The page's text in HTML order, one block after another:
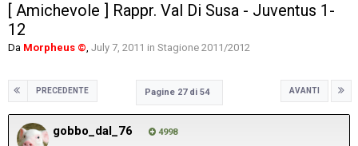
[ Amichevole ] Rappr. Val Di Susa - Juventus 1-
12
Da Morpheus ©, July 7, 2011 in Stagione 2011/2012
PRECEDENTE AVANTI
Pagine 27 di 54
gobbo_dal_76 4998